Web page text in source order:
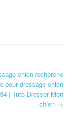
chien recherche
pour dressage chien
| Tuto Dresser Mon
chien →